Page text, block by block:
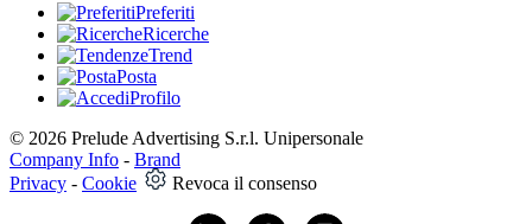
Preferiti
Ricerche
Trend
Posta
Profilo
© 2026 Prelude Advertising S.r.l. Unipersonale
Company Info - Brand
Privacy - Cookie Revoca il consenso